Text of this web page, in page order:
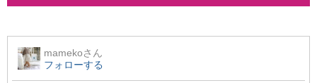
mamekoさん
フォローする